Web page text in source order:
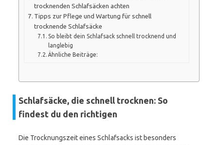
trocknenden Schlafsäcken achten
Tipps zur Pflege und Wartung für schnell
trocknende Schlafsäcke
So bleibt dein Schlafsack schnell trocknend und
langlebig
Ähnliche Beiträge:
Schlafsäcke, die schnell trocknen: So
findest du den richtigen
Die Trocknungszeit eines Schlafsacks ist besonders